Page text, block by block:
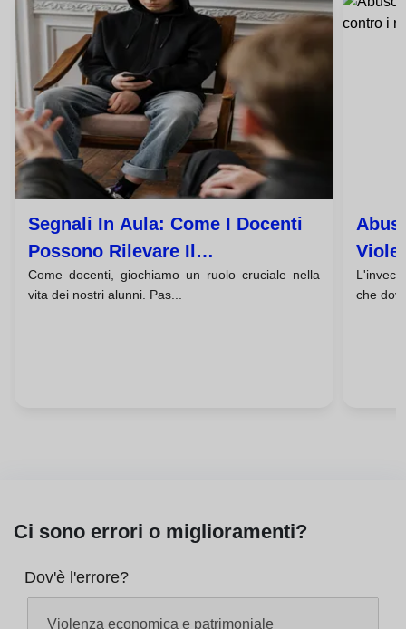
Segnali In Aula: Come I Docenti
Possono Rilevare Il
Maltrattamento In Casa
Come docenti, giochiamo un ruolo cruciale nella
vita dei nostri alunni. Pas...
che
Ci sono errori o miglioramenti?
Dov'è l'errore?